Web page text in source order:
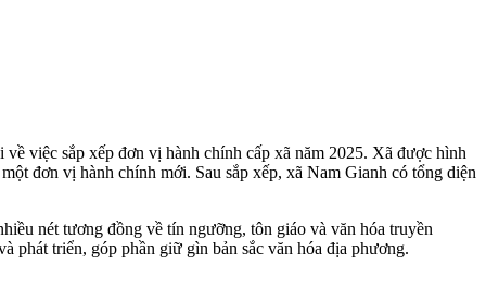
việc sắp xếp đơn vị hành chính cấp xã năm 2025. Xã được hình
đơn vị hành chính mới. Sau sắp xếp, xã Nam Gianh có tổng diện
nét tương đồng về tín ngưỡng, tôn giáo và văn hóa truyền
phát triển, góp phần giữ gìn bản sắc văn hóa địa phương.